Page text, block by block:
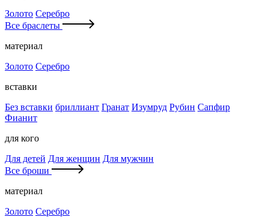
Золото Серебро
Все браслеты
материал
Золото Серебро
вставки
Без вставки бриллиант Гранат Изумруд Рубин Сапфир
Фианит
для кого
Для детей Для женщин Для мужчин
Все броши
материал
Золото Серебро